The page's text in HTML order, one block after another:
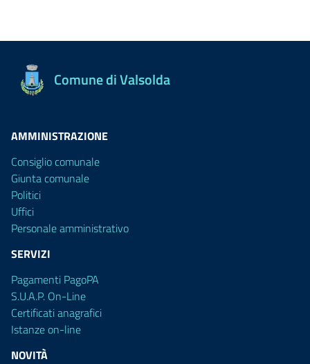
Comune di Valsolda
AMMINISTRAZIONE
Consiglio comunale
Giunta comunale
Politici
Uffici
Personale amministrativo
SERVIZI
Pagamenti PagoPA
S.U.A.P. On-Line
Certificati anagrafici
Istanze on-line
NOVITÀ